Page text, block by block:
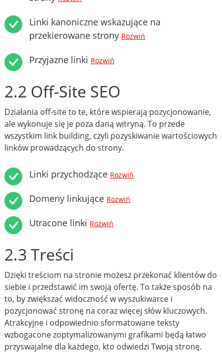
Linki kanoniczne wskazujące na
przekierowane strony Rozwiń
Przyjazne linki Rozwiń
2.2 Off-Site SEO
Działania off-site to te, które wspierają pozycjonowanie,
ale wykonuje się je poza daną witryną. To przede
wszystkim link building, czyli pozyskiwanie wartościowych
linków prowadzących do strony.
Linki przychodzące Rozwiń
Domeny linkujące Rozwiń
Utracone linki Rozwiń
2.3 Treści
Dzięki treściom na stronie możesz przekonać klientów do
siebie i przedstawić im swoją ofertę. To także sposób na
to, by zwiększać widoczność w wyszukiwarce i
pozycjonować stronę na coraz więcej słów kluczowych.
Atrakcyjne i odpowiednio sformatowane teksty
wzbogacone zoptymalizowanymi grafikami będą łatwo
przyswajalne dla każdego, kto odwiedzi Twoją stronę.